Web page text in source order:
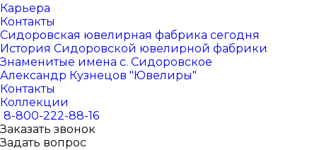
Карьера
Контакты
Сидоровская ювелирная фабрика сегодня
История Сидоровской ювелирной фабрики
Знаменитые имена с. Сидоровское
Александр Кузнецов "Ювелиры"
Контакты
Коллекции
8-800-222-88-16
Заказать звонок
Задать вопрос